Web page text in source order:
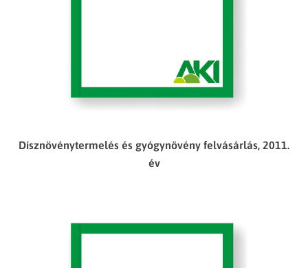
Dísznövénytermelés és gyógynövény felvásárlás, 2011.
év